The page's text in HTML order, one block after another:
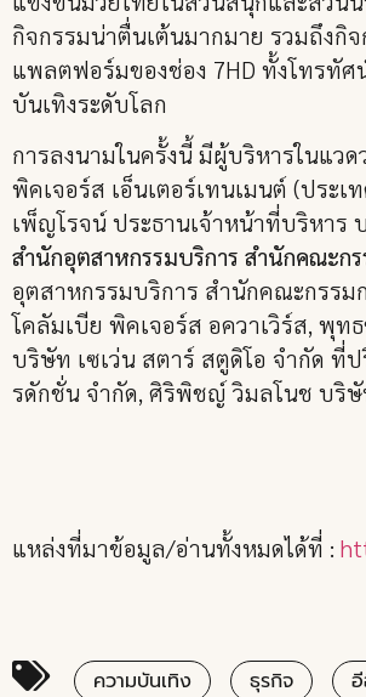
กิจกรรมน่าตื่นเต้นมากมาย รวมถึง
แพลตฟอร์มของช่อง 7HD ทั้งโทรทั
บันเทิงระดับโลก
การลงนามในครั้งนี้ มีผู้บริหารในแว
พิคเจอร์ส เอ็นเตอร์เทนเมนต์ (ประ
เพ็ญโรจน์ ประธานเจ้าหน้าที่บริหาร
สำนักอุตสาหกรรมบริการ สำนักคณะก
อุตสาหกรรมบริการ สำนักคณะกรร
โคลัมเบีย พิคเจอร์ส อควาเวิร์ส, พุ
บริษัท เซเว่น สตาร์ สตูดิโอ จำกัด ที่
รดักชั่น จำกัด, ศิริพิชญ์ วิมลโนช บริ
แหล่งที่มาข้อมูล/อ่านทั้งหมดได้ที่ :
ความบันเทิง ธุรกิจ